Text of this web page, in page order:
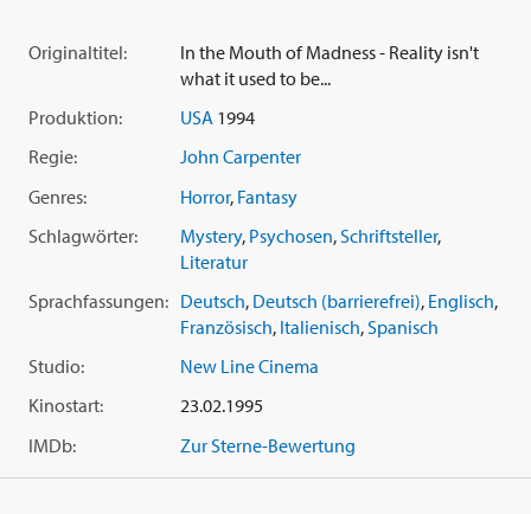
Originaltitel:
In the Mouth of Madness - Reality isn't
what it used to be...
Produktion:
USA 1994
Regie:
John Carpenter
Genres:
Horror, Fantasy
Schlagwörter:
Mystery, Psychosen, Schriftsteller,
Literatur
Sprachfassungen: Deutsch, Deutsch (barrierefrei), Englisch,
Französisch, Italienisch, Spanisch
Studio:
New Line Cinema
Kinostart:
23.02.1995
IMDb:
Zur Sterne-Bewertung